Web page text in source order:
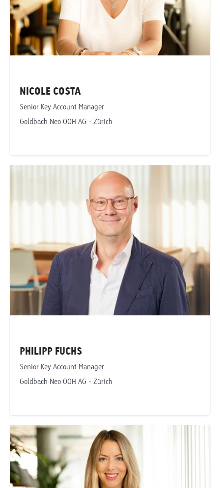
NICOLE COSTA
Senior Key Account Manager
Goldbach Neo OOH AG - Zürich
nicole.costa@goldbachneo.com
Goldbach Neo OOH AG
PHILIPP FUCHS
Senior Key Account Manager
Goldbach Neo OOH AG - Zürich
philipp.fuchs@goldbachneo.com
Goldbach Neo OOH AG
Zürich